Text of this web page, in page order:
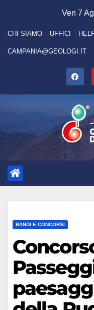
content
Ven 7
CHI SIAMO UFFICI
CAMPANIA@GEOLOGI.IT
BANDI E CONCORSI